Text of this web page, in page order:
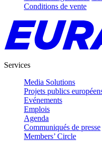
Conditions de vente
Services
Media Solutions
Projets publics
Evénements
Emplois
Agenda
Communiqués de presse
Members’ Circle